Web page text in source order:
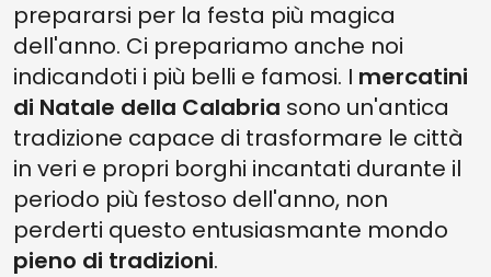
prepararsi per la festa più magica
dell'anno. Ci prepariamo anche noi
indicandoti i più belli e famosi. I mercatini
di Natale della Calabria sono un'antica
tradizione capace di trasformare le città
in veri e propri borghi incantati durante il
periodo più festoso dell'anno, non
perderti questo entusiasmante mondo
pieno di tradizioni.